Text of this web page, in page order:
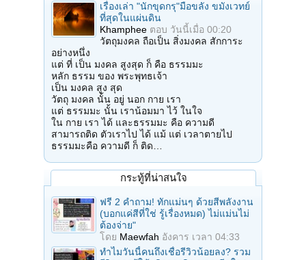
เรื่องเล่า "นักขุดกรุ"มือขลัง ขมังเวทย์
ที่สุดในแผ่นดิน
Khamphee ตอบ วันนี้เมื่อ 00:20
วัตถุมงคล ถือเป็น สิ่งมงคล สักการะ
อย่างหนึ่ง
แต่ ที่ เป็น มงคล สูงสุด ก็ คือ ธรรมมะ
หลัก ธรรม ของ พระพุทธเจ้า
เป็น มงคล สูง สุด
วัตถุ มงคล นั้น อยู่ นอก กาย เรา
แต่ ธรรมมะ นั้น เราน้อมมา ไว้ ในใจ
ใน กาย เรา ได้ และธรรมมะ คือ ความดี
สามารถติด ตัวเราไป ได้ แม้ แต่ เวลาตายไป
ธรรมมะคือ ความดี ก็ ติด…
กระทู้ที่น่าสนใจ
ฟรี 2 คำถาม! ทักแม่นๆ ด้วยสีพลังงาน
(บอกแค่สีที่ใช่ รู้เรื่องหมด) ไม่แม่นไม่
ต้องจ่าย"
โดย Maewfah อังคาร เวลา 04:33
ทำไมวันนี้คนถึงเชื่อรีวิวน้อยลง? รวม